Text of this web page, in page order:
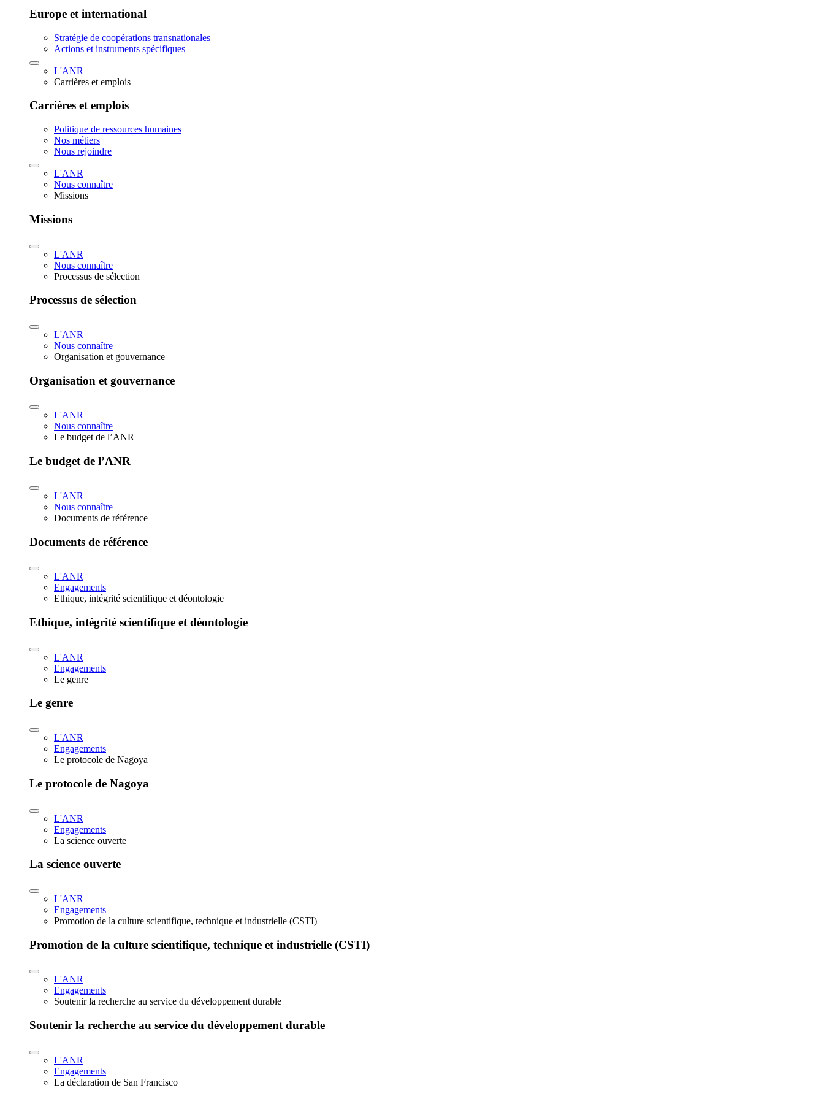
Europe et international
Stratégie de coopérations transnationales
Actions et instruments spécifiques
L'ANR
Carrières et emplois
Carrières et emplois
Politique de ressources humaines
Nos métiers
Nous rejoindre
L'ANR
Nous connaître
Missions
Missions
L'ANR
Nous connaître
Processus de sélection
Processus de sélection
L'ANR
Nous connaître
Organisation et gouvernance
Organisation et gouvernance
L'ANR
Nous connaître
Le budget de l’ANR
Le budget de l’ANR
L'ANR
Nous connaître
Documents de référence
Documents de référence
L'ANR
Engagements
Ethique, intégrité scientifique et déontologie
Ethique, intégrité scientifique et déontologie
L'ANR
Engagements
Le genre
Le genre
L'ANR
Engagements
Le protocole de Nagoya
Le protocole de Nagoya
L'ANR
Engagements
La science ouverte
La science ouverte
L'ANR
Engagements
Promotion de la culture scientifique, technique et industrielle (CSTI)
Promotion de la culture scientifique, technique et industrielle (CSTI)
L'ANR
Engagements
Soutenir la recherche au service du développement durable
Soutenir la recherche au service du développement durable
L'ANR
Engagements
La déclaration de San Francisco